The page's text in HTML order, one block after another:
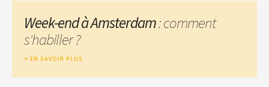
Week-end à Amsterdam: comment
s'habiller ?
EN SAVOIR PLUS